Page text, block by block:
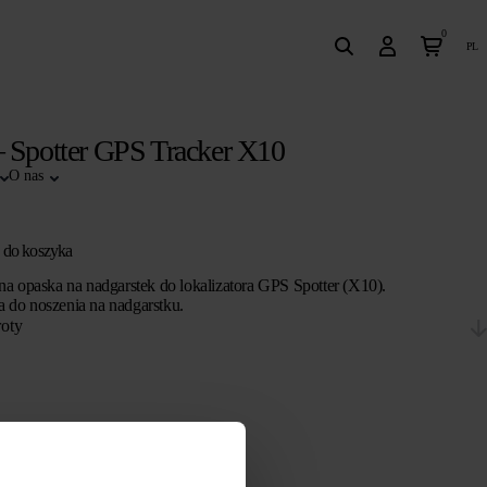
O nas
0
pl
Spotter GPS Tracker X10
koszyka
opaska na nadgarstek do lokalizatora GPS Spotter (X10).
do noszenia na nadgarstku.